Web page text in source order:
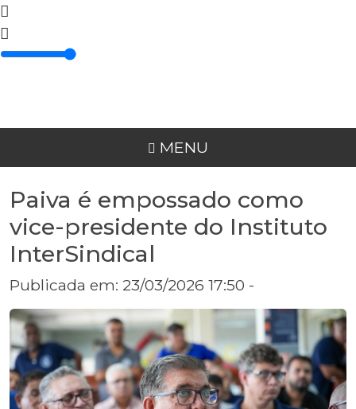
MENU
Paiva é empossado como
vice-presidente do Instituto
InterSindical
Publicada em: 23/03/2026 17:50 -